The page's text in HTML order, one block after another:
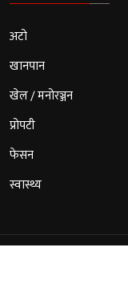
अटो
खानपान
खेल / मनोरञ्जन
प्रोपटी
फेसन
स्वास्थ्य